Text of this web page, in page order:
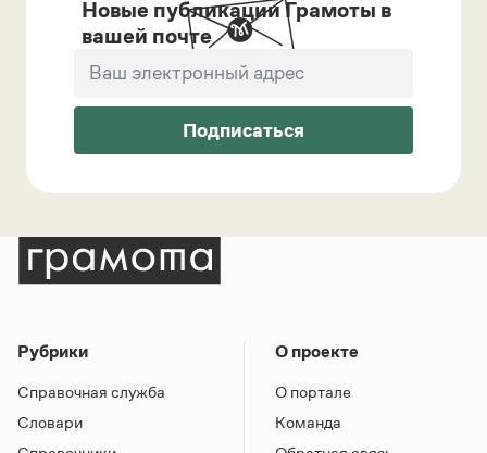
Новые публикации Грамоты в
вашей почте
Подписаться
Рубрики
Справочная служба
Словари
О проекте
О портале
Команда